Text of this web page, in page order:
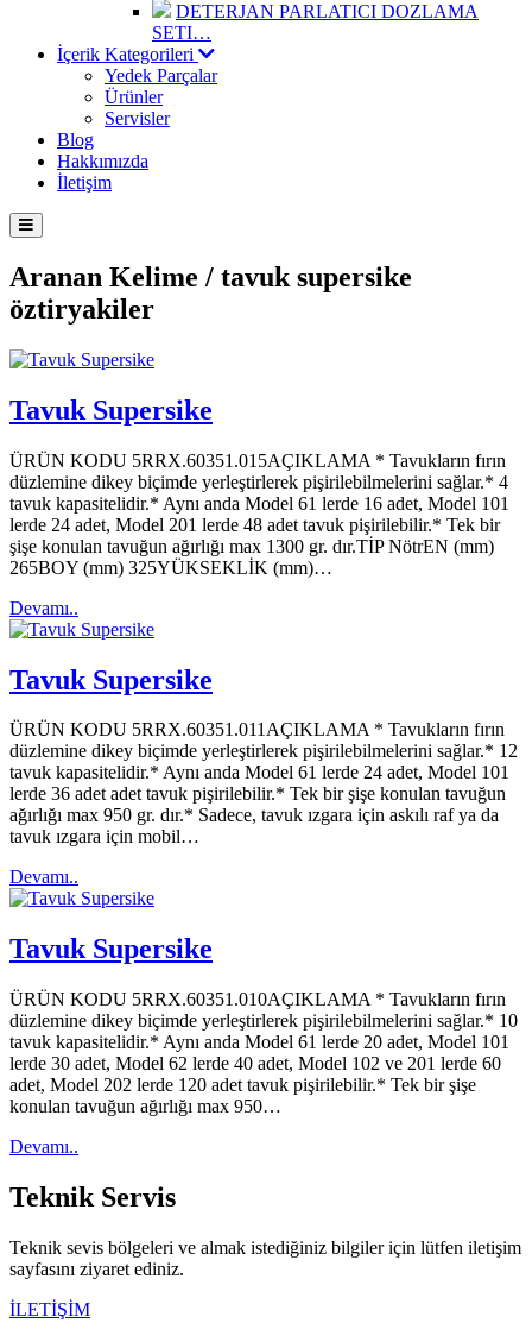
DETERJAN PARLATICI DOZLAMA
SETI…
İçerik Kategorileri
Yedek Parçalar
Ürünler
Servisler
Blog
Hakkımızda
İletişim
Aranan Kelime / tavuk supersike
öztiryakiler
Tavuk Supersike
ÜRÜN KODU 5RRX.60351.015AÇIKLAMA * Tavukların fırın
düzlemine dikey biçimde yerleştirlerek pişirilebilmelerini sağlar.* 4
tavuk kapasitelidir.* Aynı anda Model 61 lerde 16 adet, Model 101
lerde 24 adet, Model 201 lerde 48 adet tavuk pişirilebilir.* Tek bir
şişe konulan tavuğun ağırlığı max 1300 gr. dır.TİP NötrEN (mm)
265BOY (mm) 325YÜKSEKLİK (mm)…
Devamı..
Tavuk Supersike
ÜRÜN KODU 5RRX.60351.011AÇIKLAMA * Tavukların fırın
düzlemine dikey biçimde yerleştirlerek pişirilebilmelerini sağlar.* 12
tavuk kapasitelidir.* Aynı anda Model 61 lerde 24 adet, Model 101
lerde 36 adet adet tavuk pişirilebilir.* Tek bir şişe konulan tavuğun
ağırlığı max 950 gr. dır.* Sadece, tavuk ızgara için askılı raf ya da
tavuk ızgara için mobil…
Devamı..
Tavuk Supersike
ÜRÜN KODU 5RRX.60351.010AÇIKLAMA * Tavukların fırın
düzlemine dikey biçimde yerleştirlerek pişirilebilmelerini sağlar.* 10
tavuk kapasitelidir.* Aynı anda Model 61 lerde 20 adet, Model 101
lerde 30 adet, Model 62 lerde 40 adet, Model 102 ve 201 lerde 60
adet, Model 202 lerde 120 adet tavuk pişirilebilir.* Tek bir şişe
konulan tavuğun ağırlığı max 950…
Devamı..
Teknik Servis
Teknik sevis bölgeleri ve almak istediğiniz bilgiler için lütfen iletişim
sayfasını ziyaret ediniz.
İLETİŞİM